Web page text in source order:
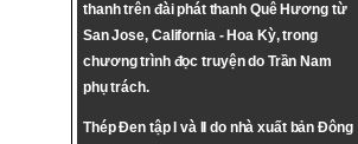
thanh trên đài phát thanh Quê Hương từ
San Jose, California - Hoa Kỳ, trong
chương trình đọc truyện do Trần Nam
phụ trách.
Thép Đen tập I và II do nhà xuất bản Đông